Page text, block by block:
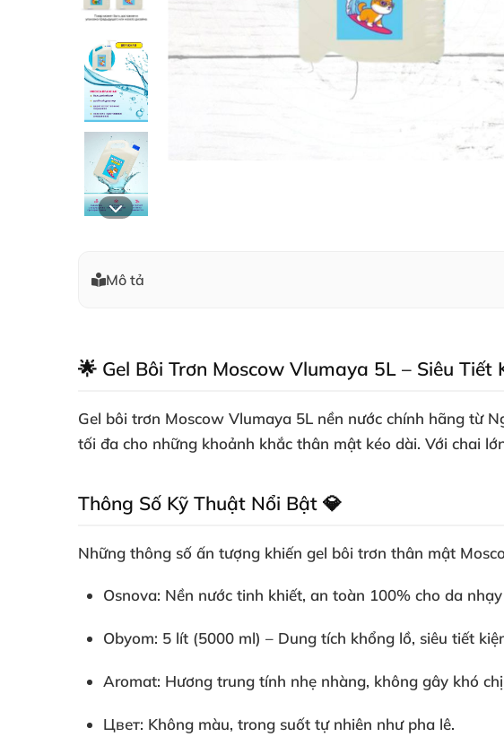
Mô tả
🌟 Gel Bôi Trơn Moscow Vlumaya 5L – Siêu Tiết
Gel bôi trơn Moscow Vlumaya 5L nền nước chính hãng từ
tối đa cho những khoảnh khắc thân mật kéo dài. Với chai
Thông Số Kỹ Thuật Nổi Bật 💎
Những thông số ấn tượng khiến gel bôi trơn thân mật
Osnova: Nền nước tinh khiết, an toàn 100% cho da
Obyom: 5 lít (5000 ml) – Dung tích khổng lồ, siêu tiết
Aromat: Hương trung tính nhẹ nhàng, không gây khó
Цвет: Không màu, trong suốt tự nhiên như pha lê.